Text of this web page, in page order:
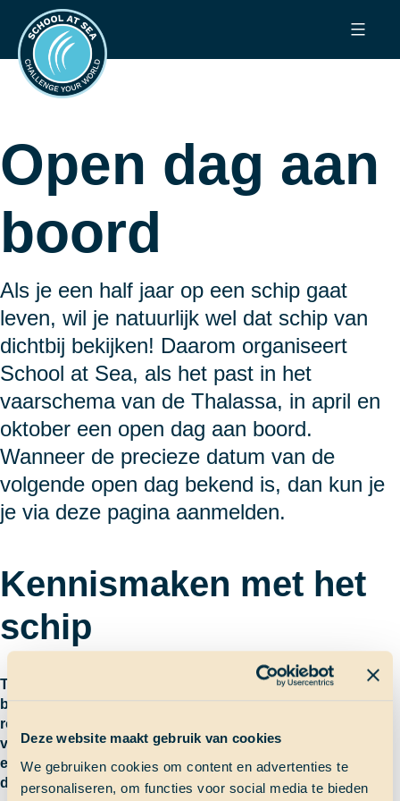
Deze website maakt gebruik van cookies
We gebruiken cookies om content en advertenties te
personaliseren, om functies voor social media te bieden
naar
inhoud
School
at
Sea
Open dag aan
boord
Als je een half jaar op een schip gaat
leven, wil je natuurlijk wel dat schip van
dichtbij bekijken! Daarom organiseert
School at Sea, als het past in het
vaarschema van de Thalassa, in april en
oktober een open dag aan boord.
Wanneer de precieze datum van de
volgende open dag bekend is, dan kun je
je via deze pagina aanmelden.
Kennismaken met het
schip
Tijdens de open dag zijn er oud-School at Sea’ers,
bemanningsleden én docenten aan boord om je een
rondleiding over het schip te geven. Zij kunnen je alles
vertellen over het leven aan boord, wat ze hebben gedaan
en meegemaakt, waar zij hun schoolwerk hebben zitten
doen en nog veel meer.